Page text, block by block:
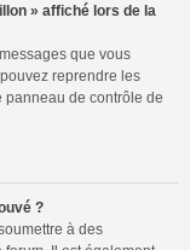
» affiché lors de la
que vous
reprendre les
de contrôle de
?
à des